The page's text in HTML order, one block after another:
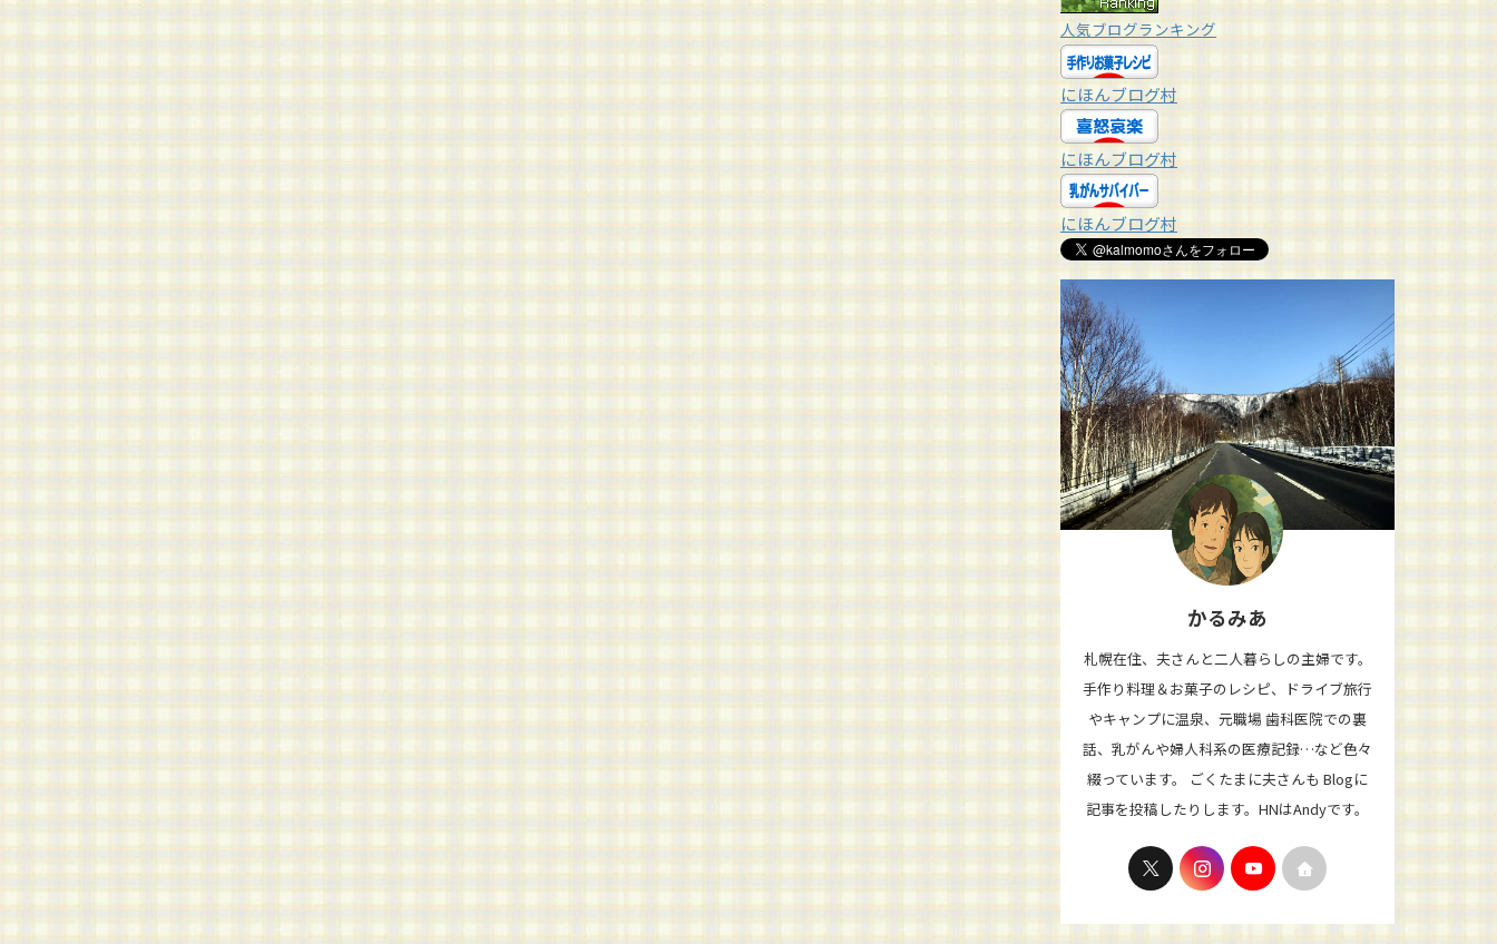
人気ブログランキング
にほんブログ村
にほんブログ村
にほんブログ村
かるみあ
札幌在住、夫さんと二人暮らしの主婦です。
手作り料理＆お菓子のレシピ、ドライブ旅行
やキャンプに温泉、元職場 歯科医院での裏
話、乳がんや婦人科系の医療記録…など色々
綴っています。 ごくたまに夫さんも Blogに
記事を投稿したりします。HNはAndyです。